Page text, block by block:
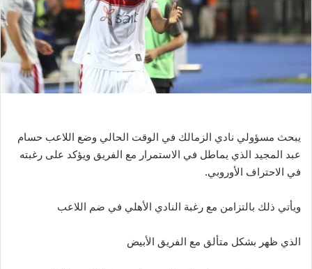
د
إ
ت
ن
ي
ا
يبحث مسؤولي نادي الزمالك في الوقت الحالي وضع اللاعب حسام
عبد المجيد الذي يماطل في الاستمرار مع الفريق ويؤكد على رغبته
في الاحتراف الأوروبي.
ويأتي ذلك بالتزامن مع رغبة النادي الأهلي في ضم اللاعب
الذي ظهر بشكل متألق مع الفريق الأبيض